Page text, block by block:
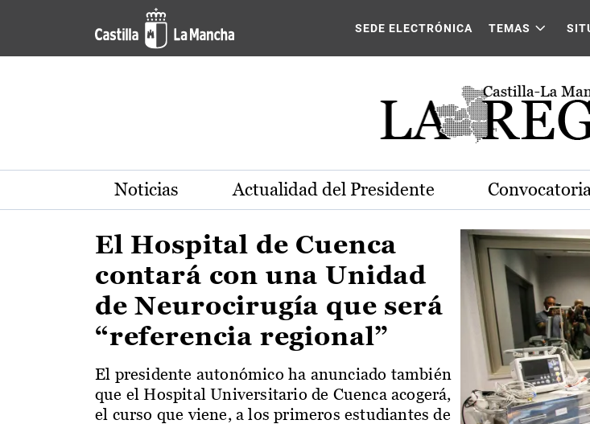
Pasar al contenido principal
Actualidad de la región de Castilla-La Mancha
SEDE ELECTRÓNICA TEMAS
Noticias Actualidad del Presidente
El Hospital de Cuenca
contará con una Unidad
de Neurocirugía que será
“referencia regional”
El presidente autonómico ha anunciado también
que el Hospital Universitario de Cuenca acogerá,
el curso que viene, a los primeros estudiantes de